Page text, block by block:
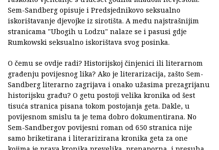
Sem-Sandberg opisuje i Predsjednikovo seksualno
iskorištavanje djevojke iz sirotišta. A među najstrašnijim
stranicama "Ubogih u Lodzu" nalaze se i pasusi gdje
Rumkowski seksualno iskorištava svog posinka.
O čemu se ovdje radi? Historijskoj činjenici ili literarnom
građenju povijesnog lika? Ako je literarizacija, zašto Sem-
Sandberg literarno zagrijava i onako užasima prezagrijanu
historijsku građu? O getu postoji velika kronika od šest
tisuća stranica pisana tokom postojanja geta. Dakle, u
povijesnom smislu ta je tema dobro dokumentirana. No
Sem-Sandbergov povijesni roman od 650 stranica nije
samo briketirana i literarizirana kronika geta za one